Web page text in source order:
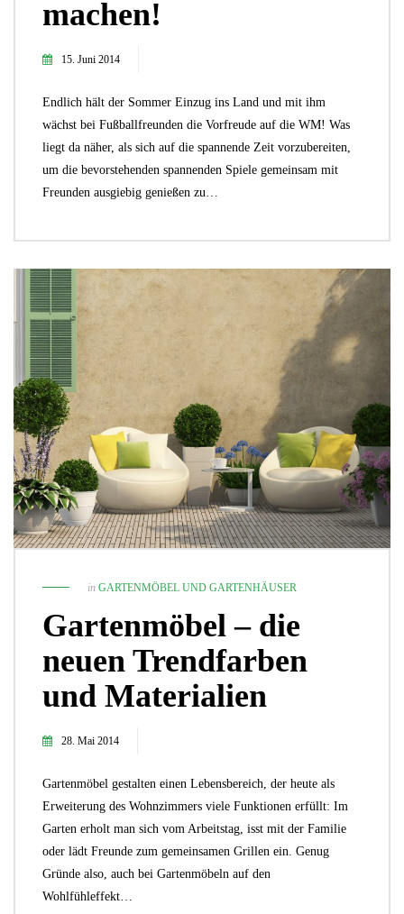
machen!
15. Juni 2014
Endlich hält der Sommer Einzug ins Land und mit ihm
wächst bei Fußballfreunden die Vorfreude auf die WM! Was
liegt da näher, als sich auf die spannende Zeit vorzubereiten,
um die bevorstehenden spannenden Spiele gemeinsam mit
Freunden ausgiebig genießen zu…
in GARTENMÖBEL UND GARTENHÄUSER
Gartenmöbel – die
neuen Trendfarben
und Materialien
28. Mai 2014
Gartenmöbel gestalten einen Lebensbereich, der heute als
Erweiterung des Wohnzimmers viele Funktionen erfüllt: Im
Garten erholt man sich vom Arbeitstag, isst mit der Familie
oder lädt Freunde zum gemeinsamen Grillen ein. Genug
Gründe also, auch bei Gartenmöbeln auf den
Wohlfühleffekt…